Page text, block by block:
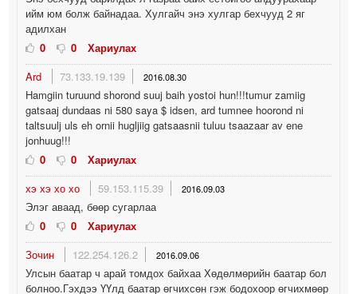
ийм юм болж байнадаа. Хулгайч энэ хулгар бехчууд 2 яг
адилхан
0
0
Хариулах
Ard
73.133.19.139 2016.08.30
Hamgiin turuund shorond suuj baih yostoi hun!!!tumur zamiig
gatsaaj dundaas ni 580 saya $ idsen, ard tumnee hoorond ni
taltsuulj uls eh ornii hugljiig gatsaasnii tuluu tsaazaar av ene
jonhuug!!!
0
0
Хариулах
хэ хэ хо хо
59.153.115.39 2016.09.03
Элэг аваад, бөөр сугарлаа
0
0
Хариулах
Зочин
122.254.126.2 2016.09.06
Улсын баатар ч арай томдох байхаа Хөдөлмөрийн баатар бол
болноо.Гэхдээ ҮҮлд баатар өгчихсөн гэж бодохоор өгчихмөөр